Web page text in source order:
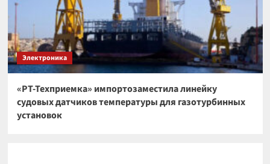
Электроника
«РТ-Техприемка» импортозаместила линейку
судовых датчиков температуры для газотурбинных
установок